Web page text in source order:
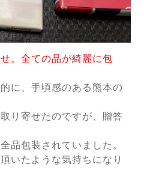
。全ての品が綺麗に包
に、手頃感のある熊本の
り寄せたのですが、贈答
品包装されていました。
いたような気持ちになり